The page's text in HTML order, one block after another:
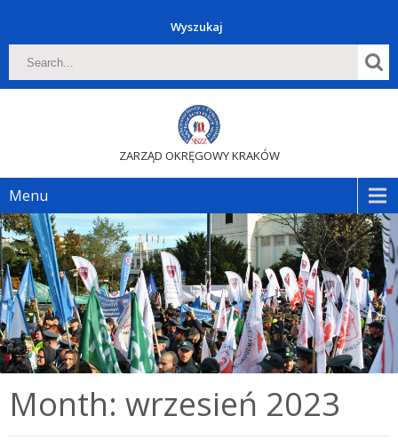
Wyszukaj
ZARZĄD OKRĘGOWY KRAKÓW
Menu
Month: wrzesień 2023